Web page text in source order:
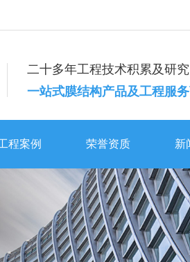
二十多年工程技术积累及研究
一站式膜结构产品及工程服
西安曲江一小体育场看台膜结构工程
1期 灞河河滨生态公园1期
工程案例
程案例
体育设施 西安交通大学曲江小区田径场膜结构工程
留坝县公共体育场建设项目膜结构看台工程
周至实验小学主席台膜结构工程
景观设施 宝鸡凤县一江两岸主席台膜结构工程
白鹿原影视城蝶幻境项目蝴蝶膜结构工程
工业设施
荣誉资质
荣誉资质
新
新
公司动态
行业新闻
常见问题
公
荣
企